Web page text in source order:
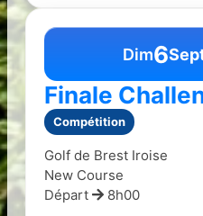
Dim6
Finale
Compétition
Golf de Brest Iroise
New Course
Départ
8h00